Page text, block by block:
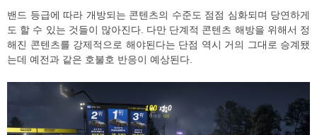
밴드 등급에 따라 개방되는 콘텐츠의 수준도 점점 심화되며 당연하게
도 할 수 있는 것들이 많아진다. 다만 단계적 콘텐츠 해방을 위해서 정
해진 콘텐츠를 강제적으로 해야된다는 단점 역시 거의 그대로 승계됐
는데 예전과 같은 호불호 반응이 예상된다.